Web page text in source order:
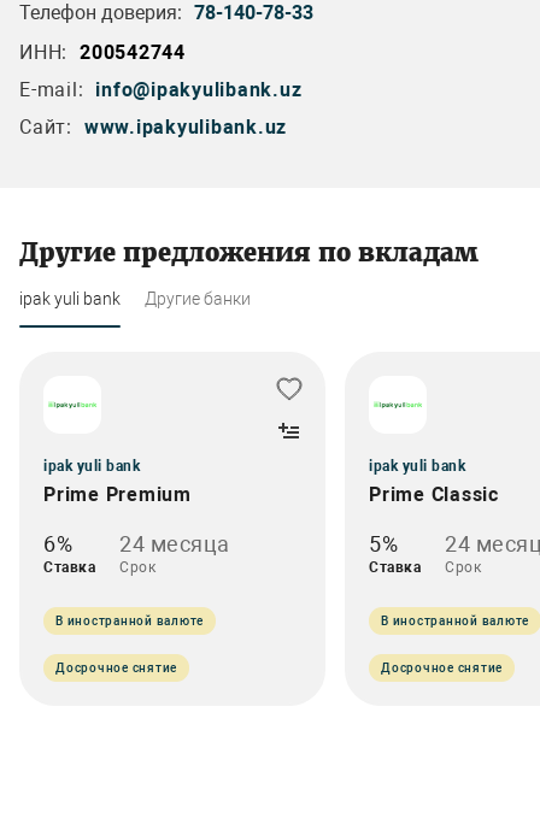
Телефон доверия: 78-140-78-33
ИНН:
200542744
E-mail:
info@ipakyulibank.uz
Сайт:
www.ipakyulibank.uz
Другие предложения по вкладам
ipak yuli bank Другие банки
ipak yuli bank
Prime Premium
6%
Ставка
24 месяца
Срок
В иностранной валюте
Досрочное снятие
ipak yuli bank
Prime Classic
5%
Ставка
24
Срок
В иностранной валюте
Досрочное снятие